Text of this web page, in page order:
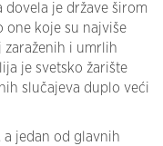
dovela je države širom
one koje su najviše
i umrlih
je svetsko žarište
slučajeva duplo veći
a jedan od glavnih